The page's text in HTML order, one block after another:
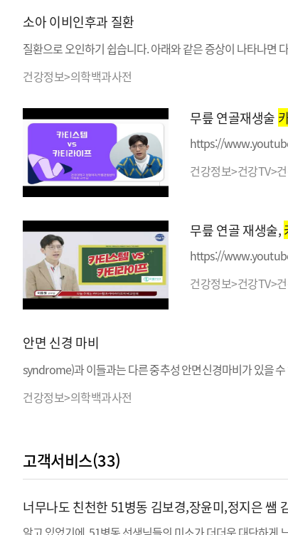
소아 이비인후과 질환
질환으로 오인하기 쉽습니다. 아래와 같은 증상이 나타나면
건강정보>의학백과사전
무릎 연골재생술
https://
건강정보>건강TV>
무릎 연골 재생술,
https://
건강정보>건강TV>
안면 신경 마비
syndrome)과 이들과는 다른 중추성 안면신경마비가 있을
건강정보>의학백과사전
고객서비스(33)
너무나도 친천한 51병동 김보경,장윤미,정지은 쌤